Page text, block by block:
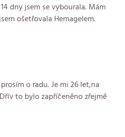
dny jsem se vybourala. Mám
ošetřovala Hemagelem.
o radu. Je mi 26 let,na
to bylo zapříčeněno zřejmě